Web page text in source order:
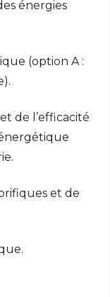
énergies
(option A :
de l’efficacité
et de